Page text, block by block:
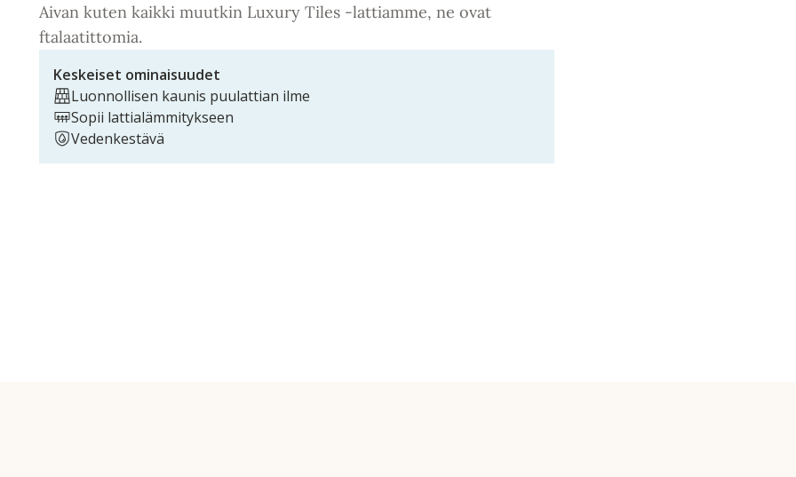
Aivan kuten kaikki muutkin Luxury Tiles -lattiamme, ne ovat
ftalaatittomia.
Keskeiset ominaisuudet
Luonnollisen kaunis puulattian ilme
Sopii lattialämmitykseen
Vedenkestävä